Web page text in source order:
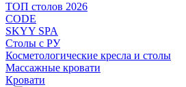
ТОП столов 2026
CODE
SKYY SPA
Столы с РУ
Косметологические кресла и столы
Массажные кровати
Кровати